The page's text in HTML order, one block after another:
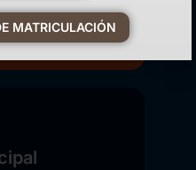
Abierta
ahora!
MATRICULACIÓN